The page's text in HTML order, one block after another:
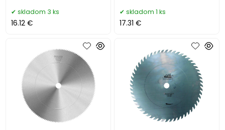
skladom 3 ks
16.12 €
skladom 1 ks
17.31 €